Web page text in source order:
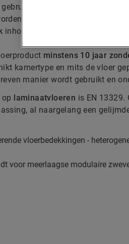
kan worden.
voor
inhoudt.
minstens 10 jaar
kamertype en mits de vloer
manier wordt gebruikt en
laminaatvloeren is EN 13329.
al naargelang een
vloerbedekkingen -
voor meerlaagse modulaire